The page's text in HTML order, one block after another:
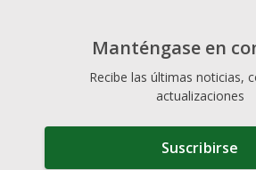
Manténgase en
Recibe las últimas noticias,
actualizaciones
Suscribirse